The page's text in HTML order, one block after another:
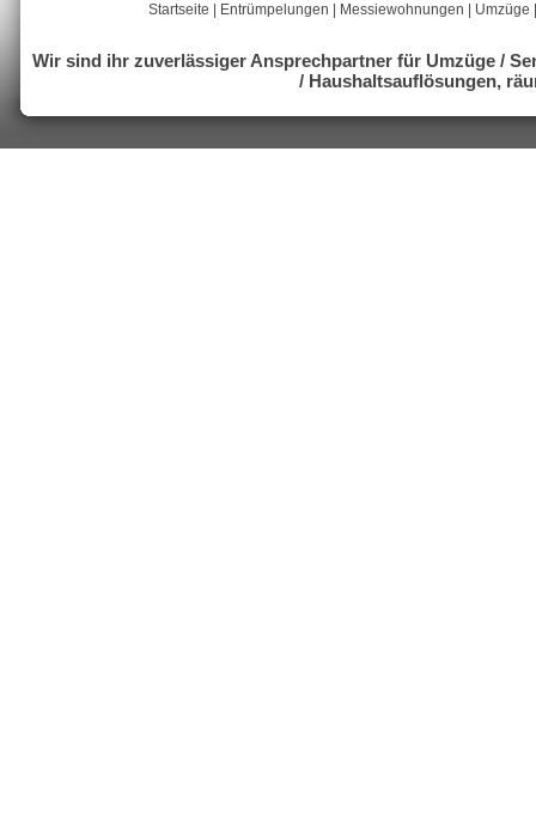
Startseite Entrümpelungen Messiewohnungen Umzüge
Wir sind ihr zuverlässiger Ansprechpartner für Umzüge /
/ Haushaltsauflösungen,